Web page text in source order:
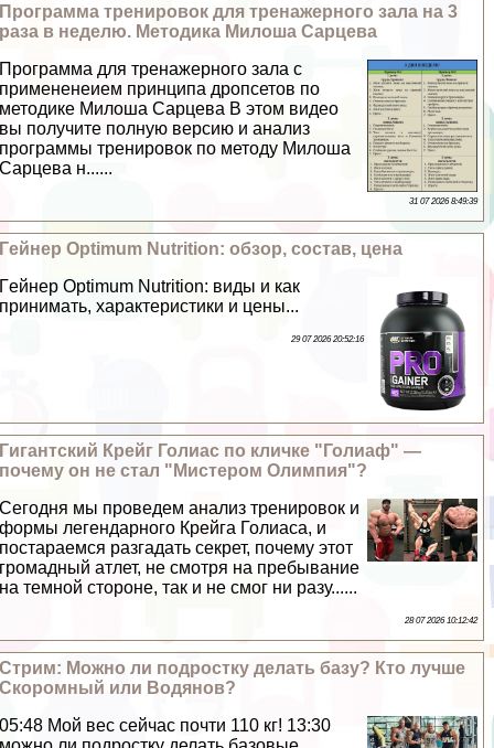
Программа тренировок для тренажерного зала на 3
раза в неделю. Методика Милоша Сарцева
Программа для тренажерного зала с
примененеием принципа дропсетов по
методике Милоша Сарцева В этом видео
вы получите полную версию и анализ
программы тренировок по методу Милоша
Сарцева н......
31 07 2026 8:49:39
Гeйнер Optimum Nutrition: обзор, состав, цена
Гeйнер Optimum Nutrition: виды и как
принимать, хаpaктеристики и цены...
29 07 2026 20:52:16
Гигантский Крейг Голиас по кличке "Голиаф" —
почему он не стал "Мистером Олимпия"?
Сегодня мы проведем анализ тренировок и
формы легендарного Крейга Голиаса, и
постараемся разгадать секрет, почему этот
громадный атлет, не смотря на пребывание
на темной стороне, так и не смог ни разу......
28 07 2026 10:12:42
Стрим: Можно ли подростку делать базу? Кто лучше
Скоромный или Водянов?
05:48 Мой вес сейчас почти 110 кг! 13:30